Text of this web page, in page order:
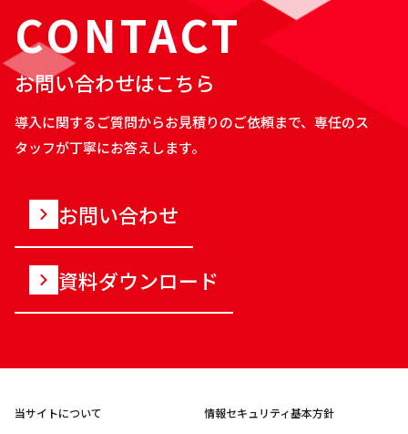
CONTACT
お問い合わせはこちら
導入に関するご質問からお見積りのご依頼まで、専任のス
タッフが丁寧にお答えします。
お問い合わせ
資料ダウンロード
当サイトについて 情報セキュリティ基本方針